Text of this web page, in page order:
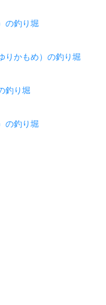
の釣り堀
りかもめ）の釣り堀
釣り堀
の釣り堀